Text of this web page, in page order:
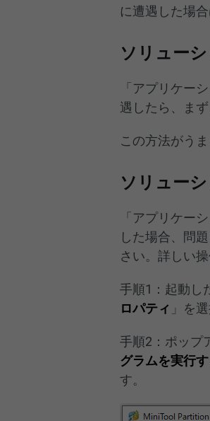
に遭遇した場
ソリュー
「アプリケー
遇したら、ま
この方法がう
ソリュー
「アプリケー
した場合、問
さい。詳しい
手順1：起動し
ロパティ 」を
手順2：ポップ
グラムを実行
す。